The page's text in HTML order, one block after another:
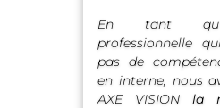
En tant
professionnelle
pas de
en interne, nous
AXE VISIONla